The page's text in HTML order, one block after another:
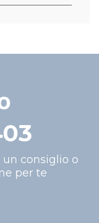
consiglio o
per te